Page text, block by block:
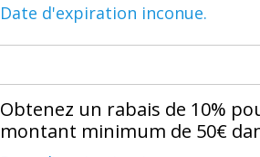
Date d'expiration inconue.
Obtenez un rabais de 10%
montant minimum de 50€